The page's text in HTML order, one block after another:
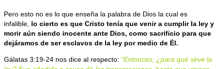
Pero esto no es lo que enseña la palabra de Dios la cual es
infalible, lo cierto es que Cristo tenía que venir a cumplir la ley y
morir aún siendo inocente ante Dios, como sacrificio para que
dejáramos de ser esclavos de la ley por medio de Él.
Gálatas 3:19-24 nos dice al respecto: “Entonces, ¿para qué sirve la